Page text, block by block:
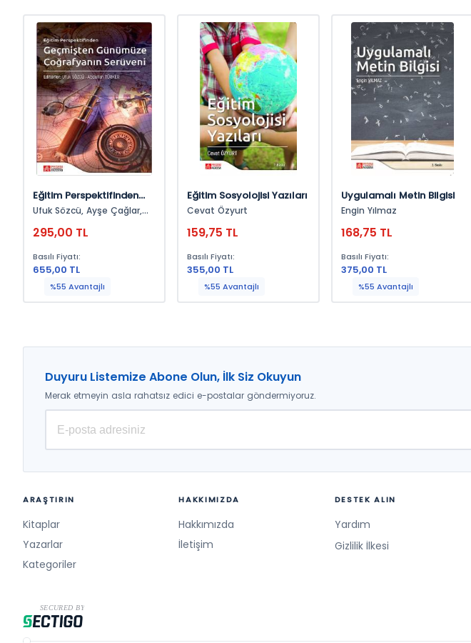
Eğitim Perspektifinden
Geçmişten Günümüze
Ufuk Sözcü, Ayşe Çağlar,
İbrahim Himmetoğlu,
295,00 TL
Basılı Fiyatı:
655,00 TL
%55 Avantajlı
Eğitim Sosyolojisi Yazıları
Cevat Özyurt
159,75 TL
Basılı Fiyatı:
355,00 TL
%55 Avantajlı
Uygulamalı Metin Bilgisi
Engin Yılmaz
168,75 TL
Basılı Fiyatı:
375,00 TL
%55 Avantajlı
Duyuru Listemize Abone Olun, İlk Siz Okuyun
Merak etmeyin asla rahatsız edici e-postalar göndermiyoruz.
ARAŞTIRIN
Kitaplar
Yazarlar
Kategoriler
HAKKIMIZDA
Hakkımızda
İletişim
DESTEK ALIN
Yardım
Gizlilik İlkesi